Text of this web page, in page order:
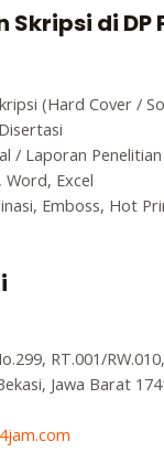
Skripsi di DP
(Hard Cover /
/ Laporan Penelitian
Word, Excel
Emboss, Hot
RT.001/
Jawa Barat